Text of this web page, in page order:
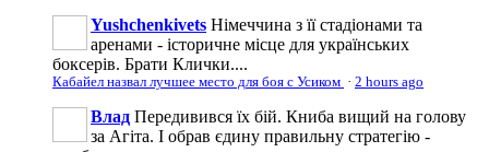
Yushchenkivets Німеччина з її стадіонами та
аренами - історичне місце для українських
боксерів. Брати Клички....
Кабайел назвал лучшее место для боя с Усиком · 2 hours ago
Влад Передивився їх бій. Книба вищий на голову
за Агіта. І обрав єдину правильну стратегію -